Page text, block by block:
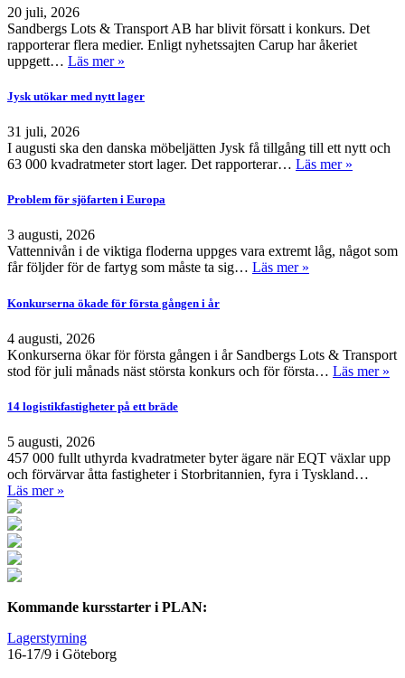
20 juli, 2026
Sandbergs Lots & Transport AB har blivit försatt i konkurs. Det
rapporterar flera medier. Enligt nyhetssajten Carup har åkeriet
uppgett… Läs mer »
Jysk utökar med nytt lager
31 juli, 2026
I augusti ska den danska möbeljätten Jysk få tillgång till ett nytt och
63 000 kvadratmeter stort lager. Det rapporterar… Läs mer »
Problem för sjöfarten i Europa
3 augusti, 2026
Vattennivån i de viktiga floderna uppges vara extremt låg, något som
får följder för de fartyg som måste ta sig… Läs mer »
Konkurserna ökade för första gången i år
4 augusti, 2026
Konkurserna ökar för första gången i år Sandbergs Lots & Transport
stod för juli månads näst största konkurs och för första… Läs mer »
14 logistikfastigheter på ett bräde
5 augusti, 2026
457 000 fullt uthyrda kvadratmeter byter ägare när EQT växlar upp
och förvärvar åtta fastigheter i Storbritannien, fyra i Tyskland…
Läs mer »
Kommande kursstarter i PLAN:
Lagerstyrning
16-17/9 i Göteborg